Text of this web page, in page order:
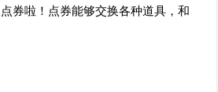
券啦！点券能够交换各种道具，和